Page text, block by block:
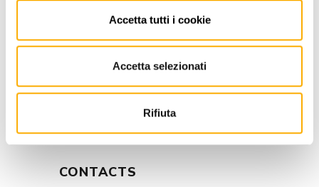
Accetta tutti i cookie
Accetta selezionati
Rifiuta
BEST PRICE GUARANTEED
CONTACTS